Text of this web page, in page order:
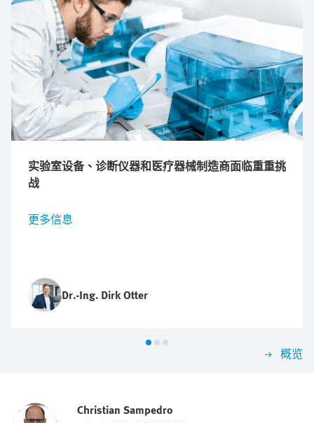
实验室设备、诊断仪器和医疗器械制造商面临重重挑
战
更多信息
Dr.-Ing. Dirk Otter
概览
Christian Sampedro